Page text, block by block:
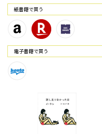
紙書籍で買う
電⼦書籍で買う